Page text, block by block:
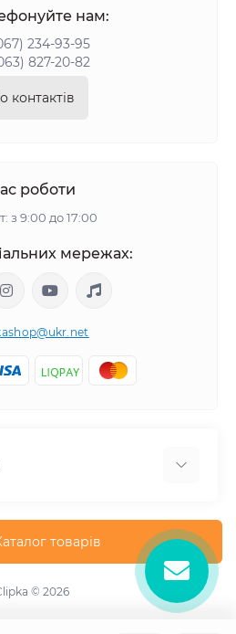
нам:
234-93-95
827-20-82
контактів
роботи
з 9:00 до 17:00
мережах:
товарів
© 2026